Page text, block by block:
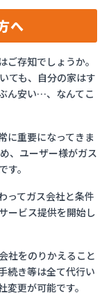
へ
存知でしょうか。
ても、自分の家はす
ん安い…、なんてこ
に重要になってきま
、ユーザー様がガス
。
ってガス会社と条件
ービス提供を開始し
社をのりかえること
続き等は全て代行い
更が可能です。